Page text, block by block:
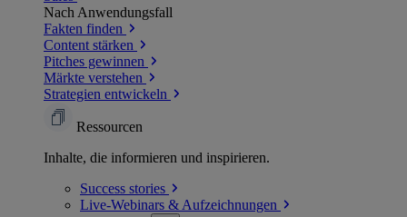
Nach Anwendungsfall
Fakten finden
Content stärken
Pitches gewinnen
Märkte verstehen
Strategien entwickeln
Ressourcen
Inhalte, die informieren und inspirieren.
Success stories
Live-Webinars & Aufzeichnungen